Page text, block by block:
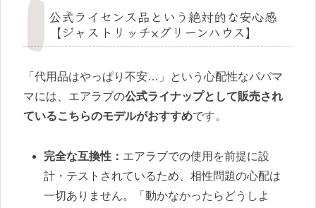
公式ライセンス品という絶対的な安心感
【ジャストリッチ×グリーンハウス】
「代用品はやっぱり不安…」という心配性なパパマ
マには、エアラブの公式ライナップとして販売され
ているこちらのモデルがおすすめです。
完全な互換性： エアラブでの使用を前提に設
計・テストされているため、相性問題の心配は
一切ありません。「動かなかったらどうしよ